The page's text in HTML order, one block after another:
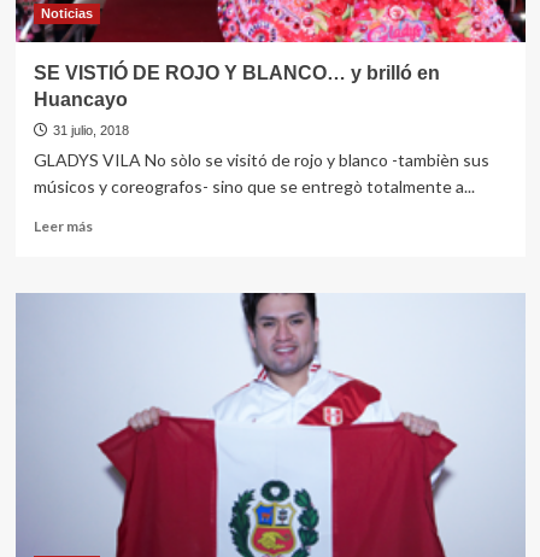
Noticias
SE VISTIÓ DE ROJO Y BLANCO… y brilló en
Huancayo
31 julio, 2018
GLADYS VILA No sòlo se visitó de rojo y blanco -tambièn sus
músicos y coreografos- sino que se entregò totalmente a...
Leer másLeer
SE
BLANCO…
brilló
en
Huancayo